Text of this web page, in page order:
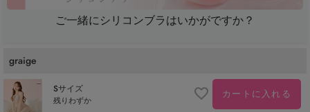
ご一緒にシリコンブラはいかがですか？
graige
Sサイズ
残りわずか カートに入れる